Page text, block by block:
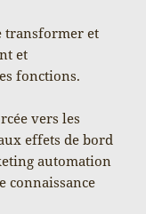
transformer et
et
fonctions.
vers les
effets de bord
automation
connaissance